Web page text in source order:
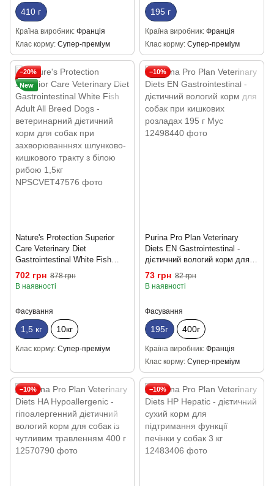
410 г
Країна виробник Франція
Клас корму Супер-преміум
195 г
Країна виробник Франція
Клас корму Супер-преміум
−20%
New
Nature's Protection Superior
Care Veterinary Diet
Gastrointestinal White Fish
Adult All Breed Dogs -
ветеринарний дієтичний корм
кишкового тракту з білою
рибою 1,5кг
702 грн 878 грн
В наявності
Фасування
1,5 кг 10кг
Клас корму Супер-преміум
−10%
Purina Pro Plan Veterinary
Diets EN Gastrointestinal -
дієтичний вологий корм для
собак при кишкових розладах
195 г Мус
73 грн 82 грн
В наявності
Фасування
195г 400г
Країна виробник Франція
Клас корму Супер-преміум
−10% −10%